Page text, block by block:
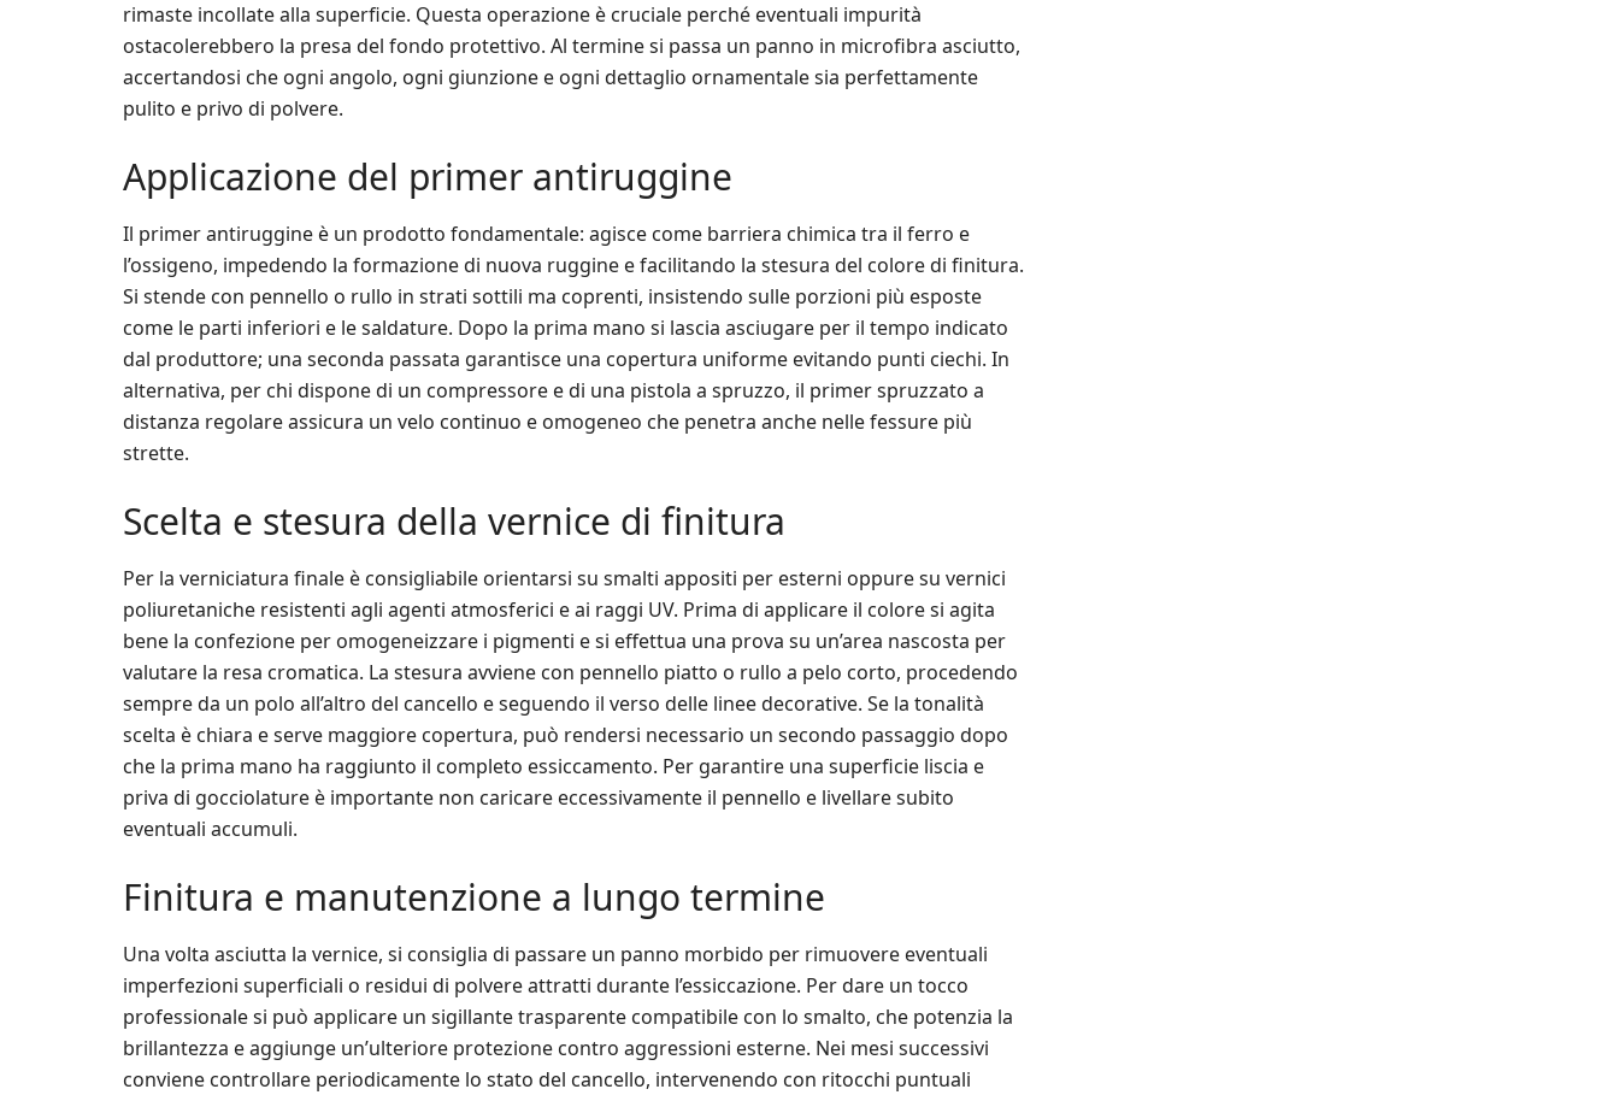
rimaste incollate alla superficie. Questa operazione è cruciale perché eventuali impurità
ostacolerebbero la presa del fondo protettivo. Al termine si passa un panno in microfibra asciutto,
accertandosi che ogni angolo, ogni giunzione e ogni dettaglio ornamentale sia perfettamente
pulito e privo di polvere.
Applicazione del primer antiruggine
Il primer antiruggine è un prodotto fondamentale: agisce come barriera chimica tra il ferro e
l’ossigeno, impedendo la formazione di nuova ruggine e facilitando la stesura del colore di finitura.
Si stende con pennello o rullo in strati sottili ma coprenti, insistendo sulle porzioni più esposte
come le parti inferiori e le saldature. Dopo la prima mano si lascia asciugare per il tempo indicato
dal produttore; una seconda passata garantisce una copertura uniforme evitando punti ciechi. In
alternativa, per chi dispone di un compressore e di una pistola a spruzzo, il primer spruzzato a
distanza regolare assicura un velo continuo e omogeneo che penetra anche nelle fessure più
strette.
Scelta e stesura della vernice di finitura
Per la verniciatura finale è consigliabile orientarsi su smalti appositi per esterni oppure su vernici
poliuretaniche resistenti agli agenti atmosferici e ai raggi UV. Prima di applicare il colore si agita
bene la confezione per omogeneizzare i pigmenti e si effettua una prova su un’area nascosta per
valutare la resa cromatica. La stesura avviene con pennello piatto o rullo a pelo corto, procedendo
sempre da un polo all’altro del cancello e seguendo il verso delle linee decorative. Se la tonalità
scelta è chiara e serve maggiore copertura, può rendersi necessario un secondo passaggio dopo
che la prima mano ha raggiunto il completo essiccamento. Per garantire una superficie liscia e
priva di gocciolature è importante non caricare eccessivamente il pennello e livellare subito
eventuali accumuli.
Finitura e manutenzione a lungo termine
Una volta asciutta la vernice, si consiglia di passare un panno morbido per rimuovere eventuali
imperfezioni superficiali o residui di polvere attratti durante l’essiccazione. Per dare un tocco
professionale si può applicare un sigillante trasparente compatibile con lo smalto, che potenzia la
brillantezza e aggiunge un’ulteriore protezione contro aggressioni esterne. Nei mesi successivi
conviene controllare periodicamente lo stato del cancello, intervenendo con ritocchi puntuali